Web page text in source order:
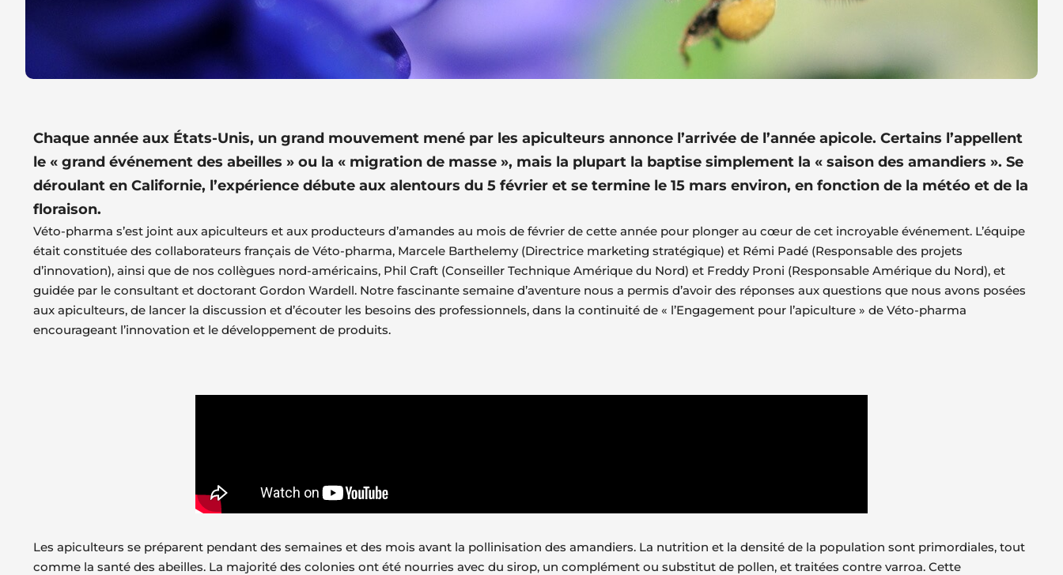
Chaque année aux États-Unis, un grand mouvement mené par les apiculteurs annonce l’arrivée de l’année apicole. Certains l’appellent
le « grand événement des abeilles » ou la « migration de masse », mais la plupart la baptise simplement la « saison des amandiers ». Se
déroulant en Californie, l’expérience débute aux alentours du 5 février et se termine le 15 mars environ, en fonction de la météo et de la
floraison.
Véto-pharma s’est joint aux apiculteurs et aux producteurs d’amandes au mois de février de cette année pour plonger au cœur de cet incroyable événement. L’équipe
était constituée des collaborateurs français de Véto-pharma, Marcele Barthelemy (Directrice marketing stratégique) et Rémi Padé (Responsable des projets
d’innovation), ainsi que de nos collègues nord-américains, Phil Craft (Conseiller Technique Amérique du Nord) et Freddy Proni (Responsable Amérique du Nord), et
guidée par le consultant et doctorant Gordon Wardell. Notre fascinante semaine d’aventure nous a permis d’avoir des réponses aux questions que nous avons posées
aux apiculteurs, de lancer la discussion et d’écouter les besoins des professionnels, dans la continuité de « l’Engagement pour l’apiculture » de Véto-pharma
encourageant l’innovation et le développement de produits.
Les apiculteurs se préparent pendant des semaines et des mois avant la pollinisation des amandiers. La nutrition et la densité de la population sont primordiales, tout
comme la santé des abeilles. La majorité des colonies ont été nourries avec du sirop, un complément ou substitut de pollen, et traitées contre varroa. Cette